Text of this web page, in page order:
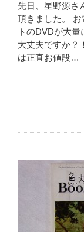
先日、星野源さ
頂きました。
トのDVDが大
大丈夫ですか？
は正直お値段…